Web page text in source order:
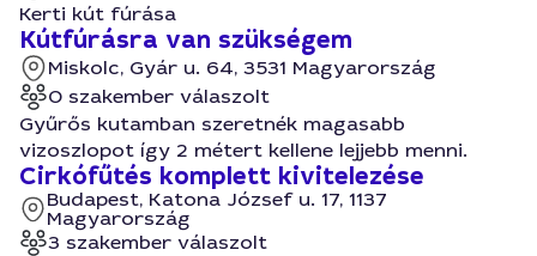
Kerti kút fúrása
Kútfúrásra van szükségem
Miskolc, Gyár u. 64, 3531 Magyarország
0 szakember válaszolt
Gyűrős kutamban szeretnék magasabb
vizoszlopot így 2 métert kellene lejjebb menni.
Cirkófűtés komplett kivitelezése
Budapest, Katona József u. 17, 1137
Magyarország
3 szakember válaszolt